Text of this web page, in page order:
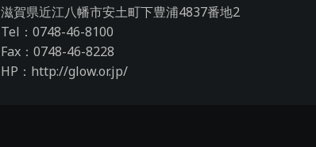
滋賀県近江八幡市安土町下豊浦4837番地2
Tel：0748-46-8100
Fax：0748-46-8228
HP：http://glow.or.jp/